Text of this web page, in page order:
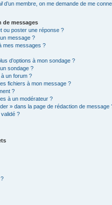
d’un membre, on me demande de me
de messages
ou poster une réponse ?
message ?
mes messages ?
d’options à mon sondage ?
sondage ?
un forum ?
fichiers à mon message ?
?
à un modérateur ?
» dans la page de rédaction de message
?